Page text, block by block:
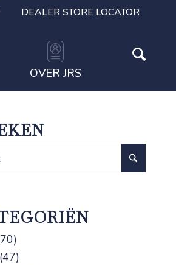
DEALER STORE LOCATOR
OVER JRS
(47)